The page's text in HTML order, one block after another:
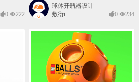
0 222
球体开瓶器设计
敷衍i
0 234